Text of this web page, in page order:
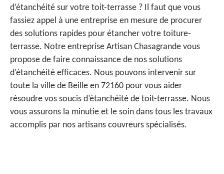
d’étanchéité sur votre toit-terrasse ? Il faut que vous
fassiez appel à une entreprise en mesure de procurer
des solutions rapides pour étancher votre toiture-
terrasse. Notre entreprise Artisan Chasagrande vous
propose de faire connaissance de nos solutions
d’étanchéité efficaces. Nous pouvons intervenir sur
toute la ville de Beille en 72160 pour vous aider
résoudre vos soucis d’étanchéité de toit-terrasse. Nous
vous assurons la minutie et le soin dans tous les travaux
accomplis par nos artisans couvreurs spécialisés.